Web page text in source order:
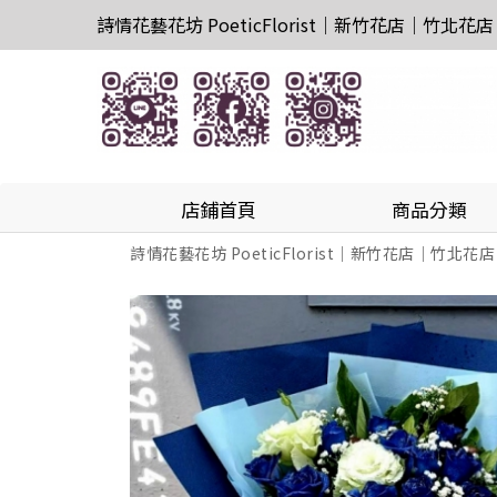
詩情花藝花坊 PoeticFlorist｜新竹花店｜竹北花店
店鋪首頁 商品分類
詩情花藝花坊 PoeticFlorist｜新竹花店｜竹北花店